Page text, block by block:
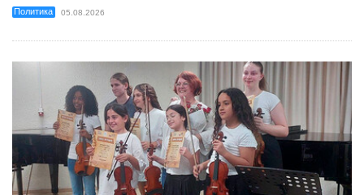
Политика 05.08.2026